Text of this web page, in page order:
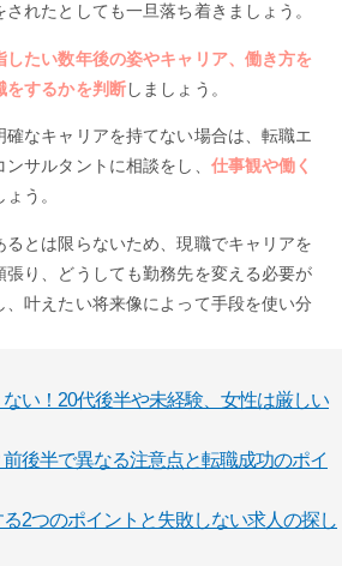
れたとしても一旦落ち着きましょう。
たい数年後の姿やキャリア、働き方を
をするかを判断しましょう。
なキャリアを持てない場合は、転職エ
サルタントに相談をし、 仕事観や働く
う。
とは限らないため、現職でキャリアを
り、どうしても勤務先を変える必要が
、叶えたい将来像によって手段を使い分
い！20代後半や未経験、女性は厳しい
後半で異なる注意点と転職成功のポイ
2つのポイントと失敗しない求人の探し